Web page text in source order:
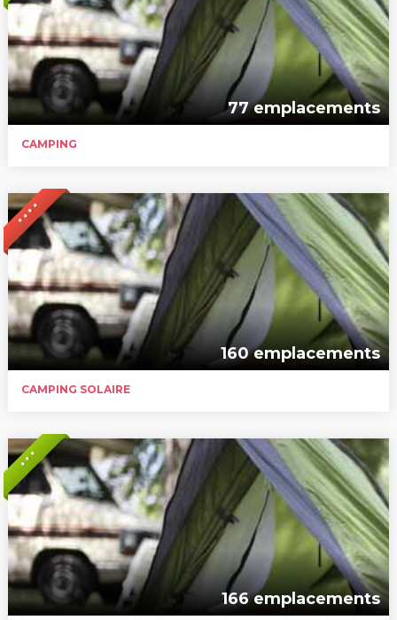
77 emplacements
CAMPING
* * * *
160 emplacements
CAMPING SOLAIRE
* * *
166 emplacements